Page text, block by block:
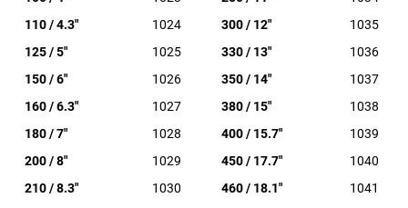
110 / 4.3"
1024 300 / 12"
1035
125 / 5"
1025 330 / 13"
1036
150 / 6"
1026 350 / 14"
1037
160 / 6.3"
1027 380 / 15"
1038
180 / 7"
1028 400 / 15.7"
1039
200 / 8"
1029 450 / 17.7"
1040
210 / 8.3"
1030 460 / 18.1" 1041